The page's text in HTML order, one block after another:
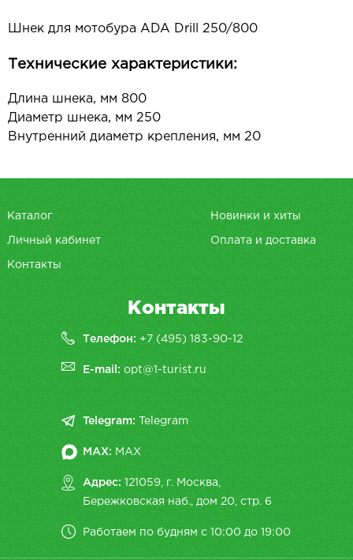
Шнек для мотобура ADA Drill 250/800
Технические характеристики:
Длина шнека, мм 800
Диаметр шнека, мм 250
Внутренний диаметр крепления, мм 20
Каталог Новинки и хиты
Личный кабинет Оплата и доставка
Контакты
Контакты
Телефон: +7 (495) 183-90-12
E-mail:opt@1-turist.ru
Telegram: Telegram
MAX: MAX
Адрес:
121059, г. Москва,
Бережковская наб., дом 20, cтр. 6
Работаем по будням с 10:00 до 19:00